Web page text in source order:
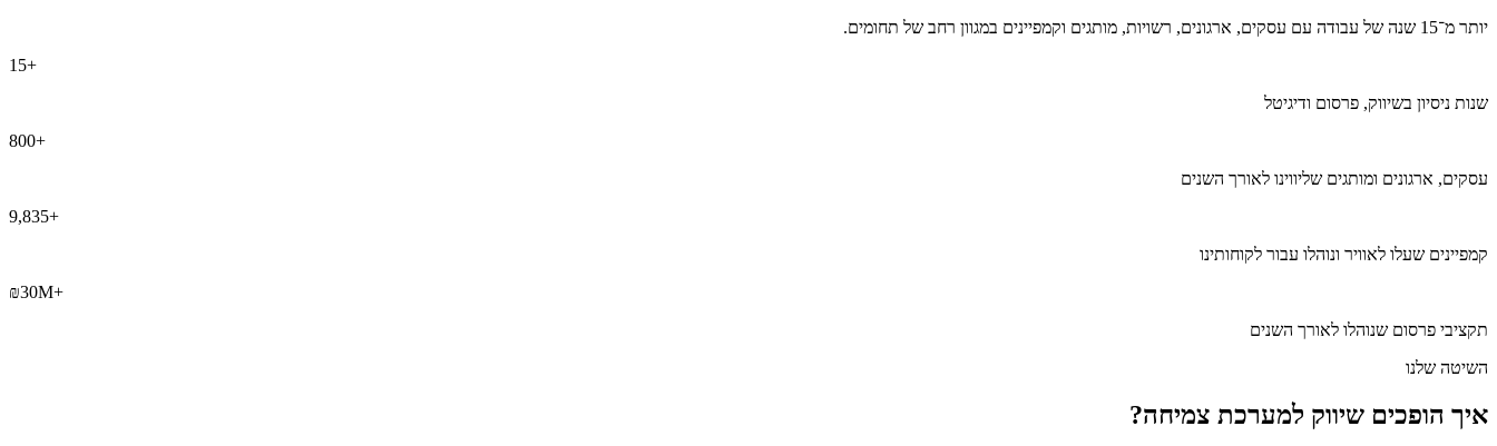
יותר מ־15 שנה של עבודה עם עסקים, ארגונים, רשויות, מותגים וקמפיינים במגוון רחב של תחומים.
15+
שנות ניסיון בשיווק, פרסום ודיגיטל
800+
עסקים, ארגונים ומותגים שליווינו לאורך השנים
9,835+
קמפיינים שעלו לאוויר ונוהלו עבור לקוחותינו
₪30M+
תקציבי פרסום שנוהלו לאורך השנים
השיטה שלנו
איך הופכים שיווק למערכת צמיחה?